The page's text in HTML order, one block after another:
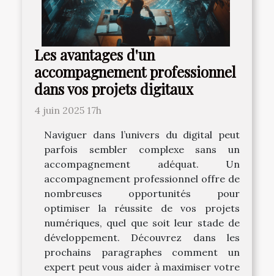
Les avantages d'un
accompagnement professionnel
dans vos projets digitaux
4 juin 2025 17h
Naviguer dans l’univers du digital peut
parfois sembler complexe sans un
accompagnement adéquat. Un
accompagnement professionnel offre de
nombreuses opportunités pour
optimiser la réussite de vos projets
numériques, quel que soit leur stade de
développement. Découvrez dans les
prochains paragraphes comment un
expert peut vous aider à maximiser votre